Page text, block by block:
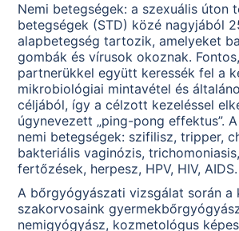
Nemi betegségek: a szexuális úton
betegségek (STD) közé nagyjából
alapbetegség tartozik, amelyeket
gombák és vírusok okoznak.
partnerükkel együtt keressék fel a
mikrobiológiai mintavétel és
céljából, így a célzott kezeléssel
úgynevezett „ping-pong effektus”.
nemi betegségek: szifilisz, tripper,
bakteriális vaginózis,
fertőzések, herpesz, HPV, HIV, AIDS.
A bőrgyógyászati vizsgálat során a
szakorvosaink
nemigyógyász, kozmetológus